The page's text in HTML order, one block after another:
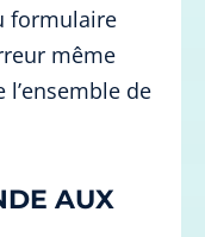
formulaire
même
de
AUX